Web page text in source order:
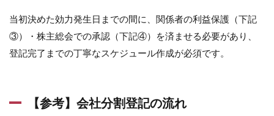
当初決めた効力発生日までの間に、関係者の利益保護（下記
③）・株主総会での承認（下記④）を済ませる必要があり、
登記完了までの丁寧なスケジュール作成が必須です。
【参考】会社分割登記の流れ